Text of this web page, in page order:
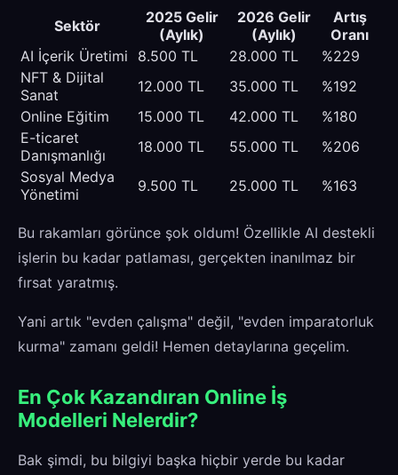
Sektör
2025 Gelir
(Aylık)
2026 Gelir
(Aylık)
Artış
Oranı
AI İçerik Üretimi
8.500 TL 28.000 TL
%229
NFT & Dijital
Sanat
12.000 TL 35.000 TL
%192
Online Eğitim
15.000 TL 42.000 TL
%180
E-ticaret
Danışmanlığı
18.000 TL 55.000 TL
%206
Sosyal Medya
Yönetimi
9.500 TL 25.000 TL %163
Bu rakamları görünce şok oldum! Özellikle AI destekli
işlerin bu kadar patlaması, gerçekten inanılmaz bir
fırsat yaratmış.
Yani artık "evden çalışma" değil, "evden imparatorluk
kurma" zamanı geldi! Hemen detaylarına geçelim.
En Çok Kazandıran Online İş
Modelleri Nelerdir?
Bak şimdi, bu bilgiyi başka hiçbir yerde bu kadar